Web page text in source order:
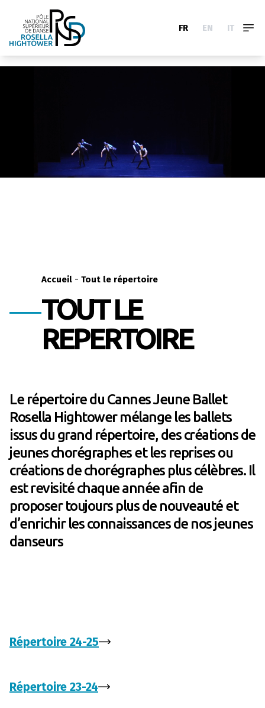
FR EN IT
Accueil- Tout le répertoire
TOUT LE
REPERTOIRE
Le répertoire du Cannes Jeune Ballet
Rosella Hightower mélange les ballets
issus du grand répertoire, des créations de
jeunes chorégraphes et les reprises ou
créations de chorégraphes plus célèbres. Il
est revisité chaque année afin de
proposer toujours plus de nouveauté et
d’enrichir les connaissances de nos jeunes
danseurs
Répertoire 24-25
Répertoire 23-24